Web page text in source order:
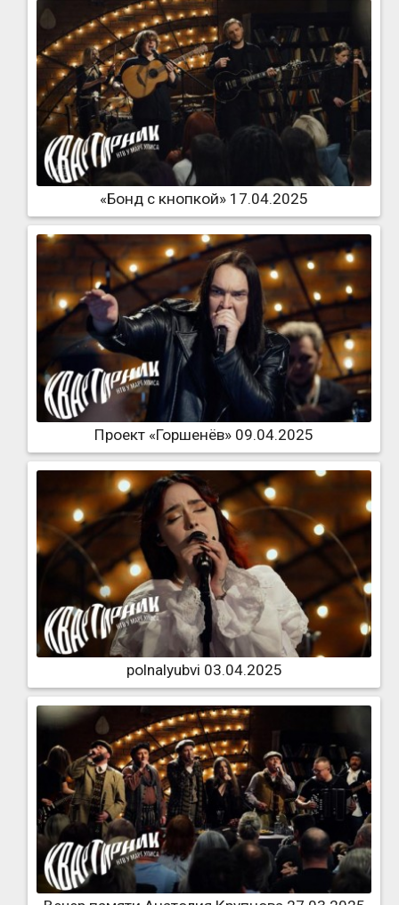
«Бонд с кнопкой» 17.04.2025
Проект «Горшенёв» 09.04.2025
polnalyubvi 03.04.2025